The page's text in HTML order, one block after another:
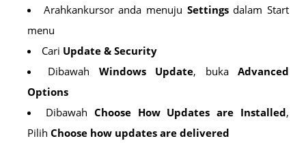
Arahkankursor anda menuju Settingsdalam Start
menu
Cari Update & Security
Dibawah Windows Update, bukaAdvanced
Options
Dibawah Choose How Updates are Installed,
Pilih Choose how updates are delivered